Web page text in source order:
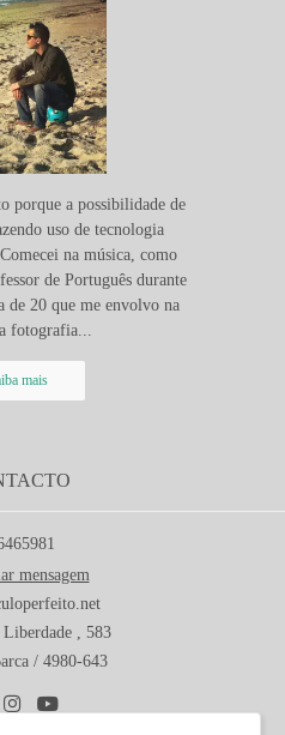
porque a possibilidade de
uso de tecnologia
na música, como
de Português durante
de 20 que me envolvo na
fotografia...
mais
mensagem
, 583
/ 4980-643